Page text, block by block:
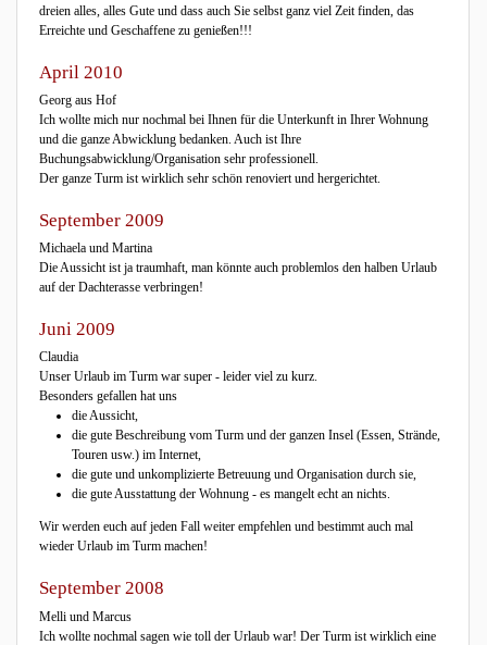
dreien alles, alles Gute und dass auch Sie selbst ganz viel Zeit finden, das
Erreichte und Geschaffene zu genießen!!!
April 2010
Georg aus Hof
Ich wollte mich nur nochmal bei Ihnen für die Unterkunft in Ihrer Wohnung
und die ganze Abwicklung bedanken. Auch ist Ihre
Buchungsabwicklung/Organisation sehr professionell.
Der ganze Turm ist wirklich sehr schön renoviert und hergerichtet.
September 2009
Michaela und Martina
Die Aussicht ist ja traumhaft, man könnte auch problemlos den halben Urlaub
auf der Dachterasse verbringen!
Juni 2009
Claudia
Unser Urlaub im Turm war super - leider viel zu kurz.
Besonders gefallen hat uns
die Aussicht,
die gute Beschreibung vom Turm und der ganzen Insel (Essen, Strände,
Touren usw.) im Internet,
die gute und unkomplizierte Betreuung und Organisation durch sie,
die gute Ausstattung der Wohnung - es mangelt echt an nichts.
Wir werden euch auf jeden Fall weiter empfehlen und bestimmt auch mal
wieder Urlaub im Turm machen!
September 2008
Melli und Marcus
Ich wollte nochmal sagen wie toll der Urlaub war! Der Turm ist wirklich eine